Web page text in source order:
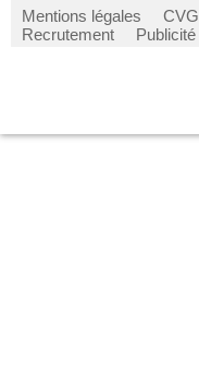
Mentions légales CVG
Recrutement
Publicité